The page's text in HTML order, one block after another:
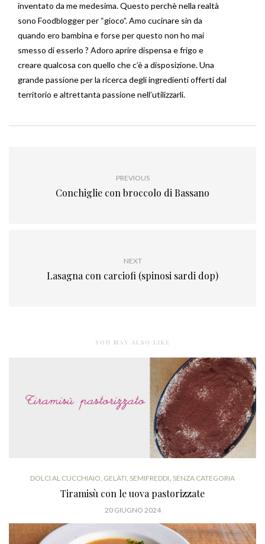
inventato da me medesima. Questo perchè nella realtà
sono Foodblogger per “gioco”. Amo cucinare sin da
quando ero bambina e forse per questo non ho mai
smesso di esserlo ? Adoro aprire dispensa e frigo e
creare qualcosa con quello che c’è a disposizione. Una
grande passione per la ricerca degli ingredienti offerti dal
territorio e altrettanta passione nell’utilizzarli.
PREVIOUS
Conchiglie con broccolo di Bassano
NEXT
Lasagna con carciofi (spinosi sardi dop)
YOU MAY ALSO LIKE
DOLCI AL CUCCHIAIO, GELATI, SEMIFREDDI, SENZA CATEGORIA
Tiramisù con le uova pastorizzate
20 GIUGNO 2024